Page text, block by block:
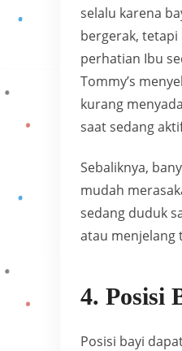
selalu karena
bergerak, tetapi
perhatian Ibu
Tommy’s
kurang
saat sedang
Sebaliknya,
mudah
sedang duduk
atau menjelang
4. Posisi
Posisi bayi